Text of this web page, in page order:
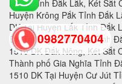
0982770404